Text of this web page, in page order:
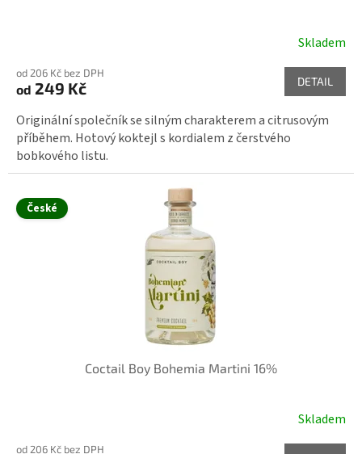
Skladem
od 206 Kč bez DPH
od 249 Kč DETAIL
Originální společník se silným charakterem a citrusovým
příběhem. Hotový koktejl s kordialem z čerstvého
bobkového listu.
České
Coctail Boy Bohemia Martini 16%
Skladem
od 206 Kč bez DPH